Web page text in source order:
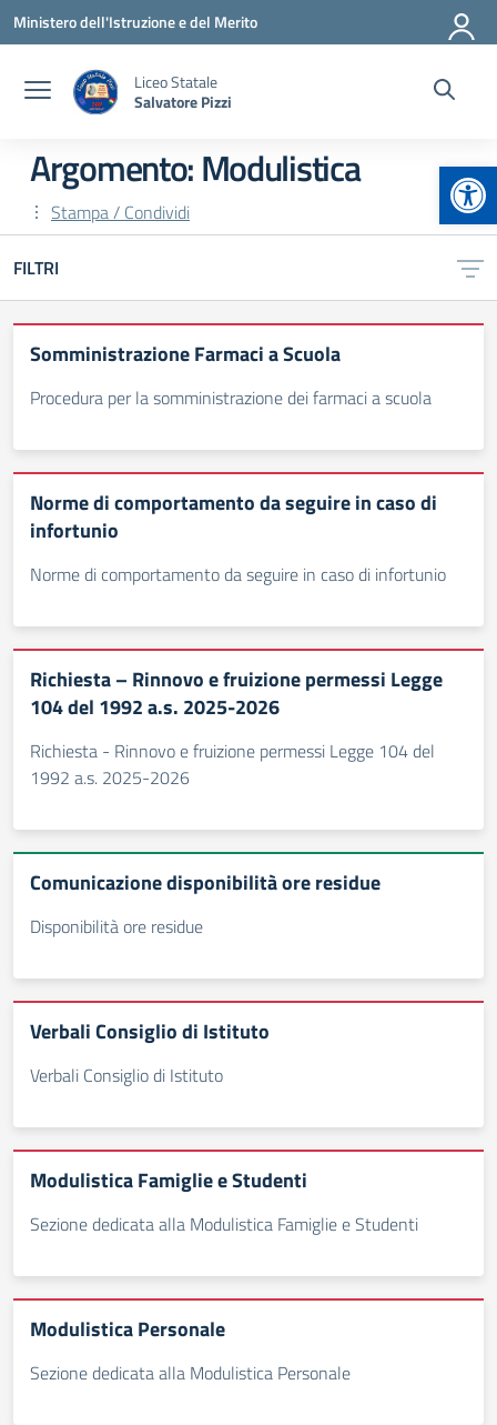
Vai ai contenuti
Vai al menu di navigazione
Vai al footer
Ministero dell'Istruzione e del Merito
Liceo Statale
Salvatore Pizzi
Argomento: Modulistica
Stampa / Condividi
FILTRI
Somministrazione Farmaci a Scuola
Procedura per la somministrazione dei farmaci a scuola
Norme di comportamento da seguire in caso di
infortunio
Norme di comportamento da seguire in caso di infortunio
Richiesta – Rinnovo e fruizione permessi Legge
104 del 1992 a.s. 2025-2026
Richiesta - Rinnovo e fruizione permessi Legge 104 del
1992 a.s. 2025-2026
Comunicazione disponibilità ore residue
Disponibilità ore residue
Verbali Consiglio di Istituto
Verbali Consiglio di Istituto
Modulistica Famiglie e Studenti
Sezione dedicata alla Modulistica Famiglie e Studenti
Modulistica Personale
Sezione dedicata alla Modulistica Personale